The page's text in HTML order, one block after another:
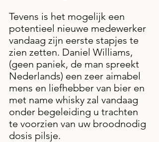
Tevens is het mogelijk een
potentieel nieuwe medewerker
vandaag zijn eerste stapjes te
zien zetten. Daniel Williams,
(geen paniek, de man spreekt
Nederlands) een zeer aimabel
mens en liefhebber van bier en
met name whisky zal vandaag
onder begeleiding u trachten
te voorzien van uw broodnodig
dosis pilsje.